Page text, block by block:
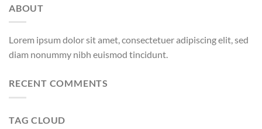
ABOUT
Lorem ipsum dolor sit amet, consectetuer adipiscing elit, sed
diam nonummy nibh euismod tincidunt.
RECENT COMMENTS
TAG CLOUD